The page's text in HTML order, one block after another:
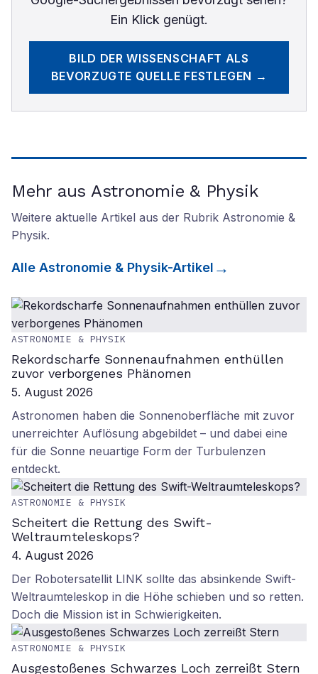
Ein Klick genügt.
BILD DER WISSENSCHAFT ALS
BEVORZUGTE QUELLE FESTLEGEN →
Mehr aus Astronomie & Physik
Weitere aktuelle Artikel aus der Rubrik Astronomie &
Physik.
Alle Astronomie & Physik-Artikel
ASTRONOMIE & PHYSIK
Rekordscharfe Sonnenaufnahmen enthüllen
zuvor verborgenes Phänomen
5. August 2026
Astronomen haben die Sonnenoberfläche mit zuvor
unerreichter Auflösung abgebildet – und dabei eine
für die Sonne neuartige Form der Turbulenzen
entdeckt.
ASTRONOMIE & PHYSIK
Scheitert die Rettung des Swift-
Weltraumteleskops?
4. August 2026
Der Robotersatellit LINK sollte das absinkende Swift-
Weltraumteleskop in die Höhe schieben und so retten.
Doch die Mission ist in Schwierigkeiten.
ASTRONOMIE & PHYSIK
Ausgestoßenes Schwarzes Loch zerreißt Stern